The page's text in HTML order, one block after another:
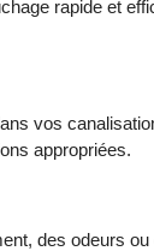
rapide et
vos
appropriées.
des odeurs